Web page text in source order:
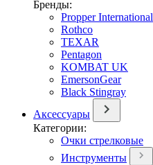
Бренды:
Propper International
Rothco
TEXAR
Pentagon
KOMBAT UK
EmersonGear
Black Stingray
Аксессуары
Категории:
Очки стрелковые
Инструменты